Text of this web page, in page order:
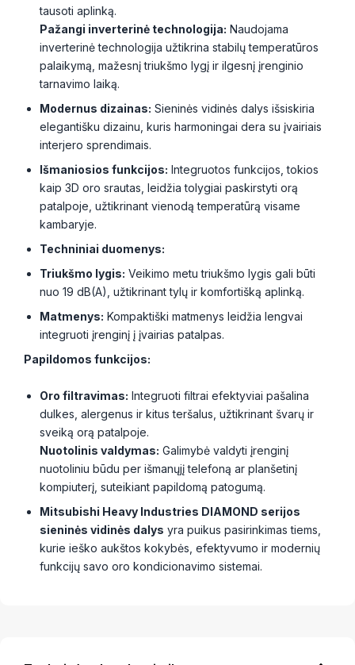
tausoti aplinką.
Pažangi inverterinė technologija: Naudojama
inverterinė technologija užtikrina stabilų temperatūros
palaikymą, mažesnį triukšmo lygį ir ilgesnį įrenginio
tarnavimo laiką.
Modernus dizainas: Sieninės vidinės dalys išsiskiria
elegantišku dizainu, kuris harmoningai dera su įvairiais
interjero sprendimais.
Išmaniosios funkcijos: Integruotos funkcijos, tokios
kaip 3D oro srautas, leidžia tolygiai paskirstyti orą
patalpoje, užtikrinant vienodą temperatūrą visame
kambaryje.
Techniniai duomenys:
Triukšmo lygis: Veikimo metu triukšmo lygis gali būti
nuo 19 dB(A), užtikrinant tylų ir komfortišką aplinką.
Matmenys: Kompaktiški matmenys leidžia lengvai
integruoti įrenginį į įvairias patalpas.
Papildomos funkcijos:
Oro filtravimas: Integruoti filtrai efektyviai pašalina
dulkes, alergenus ir kitus teršalus, užtikrinant švarų ir
sveiką orą patalpoje.
Nuotolinis valdymas: Galimybė valdyti įrenginį
nuotoliniu būdu per išmanųjį telefoną ar planšetinį
kompiuterį, suteikiant papildomą patogumą.
Mitsubishi Heavy Industries DIAMOND serijos
sieninės vidinės dalys yra puikus pasirinkimas tiems,
kurie ieško aukštos kokybės, efektyvumo ir modernių
funkcijų savo oro kondicionavimo sistemai.